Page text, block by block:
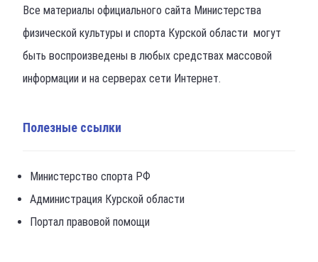
Все материалы официального сайта Министерства
физической культуры и спорта Курской области могут
быть воспроизведены в любых средствах массовой
информации и на серверах сети Интернет.
Полезные ссылки
Министерство спорта РФ
Администрация Курской области
Портал правовой помощи